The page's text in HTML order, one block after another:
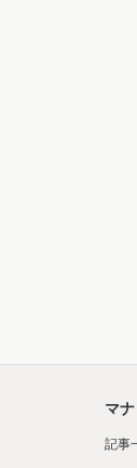
マ
記事